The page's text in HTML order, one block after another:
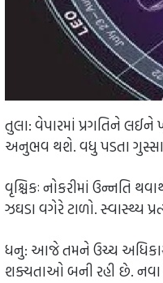
તુલા: વેપારમાં પ્રગતિને
અનુભવ થશે. વધુ પડતા
વૃશ્ચિકઃ નોકરીમાં ઉન્નતિ
ઝઘડા વગેરે ટાળો. સ્વાસ્થ્ય
ધનુ: આજે તમને ઉચ્ચ
શક્યતાઓ બની રહી છે. નવા